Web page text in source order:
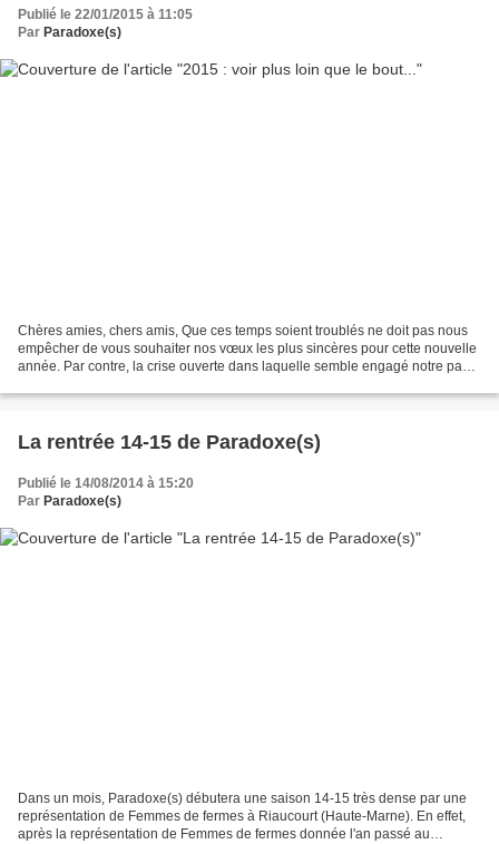
Publié le 22/01/2015 à 11:05
Par Paradoxe(s)
Chères amies, chers amis, Que ces temps soient troublés ne doit pas nous
empêcher de vous souhaiter nos vœux les plus sincères pour cette nouvelle
année. Par contre, la crise ouverte dans laquelle semble engagé notre pays
La rentrée 14-15 de Paradoxe(s)
Publié le 14/08/2014 à 15:20
Par Paradoxe(s)
Dans un mois, Paradoxe(s) débutera une saison 14-15 très dense par une
représentation de Femmes de fermes à Riaucourt (Haute-Marne). En effet,
après la représentation de Femmes de fermes donnée l'an passé au